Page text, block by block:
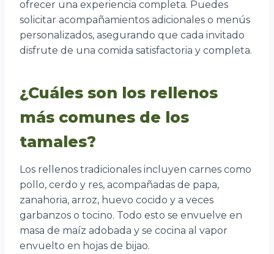
ofrecer una experiencia completa. Puedes
solicitar acompañamientos adicionales o menús
personalizados, asegurando que cada invitado
disfrute de una comida satisfactoria y completa.
¿Cuáles son los rellenos
más comunes de los
tamales?
Los rellenos tradicionales incluyen carnes como
pollo, cerdo y res, acompañadas de papa,
zanahoria, arroz, huevo cocido y a veces
garbanzos o tocino. Todo esto se envuelve en
masa de maíz adobada y se cocina al vapor
envuelto en hojas de bijao.